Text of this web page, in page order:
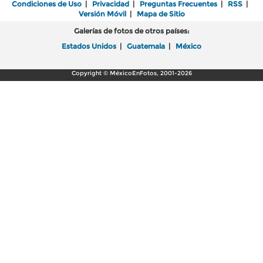
Condiciones de Uso | Privacidad | Preguntas Frecuentes | RSS |
Versión Móvil| Mapa de Sitio
Galerías de fotos de otros países:
Estados Unidos | Guatemala | México
Copyright © MéxicoEnFotos, 2001-2026